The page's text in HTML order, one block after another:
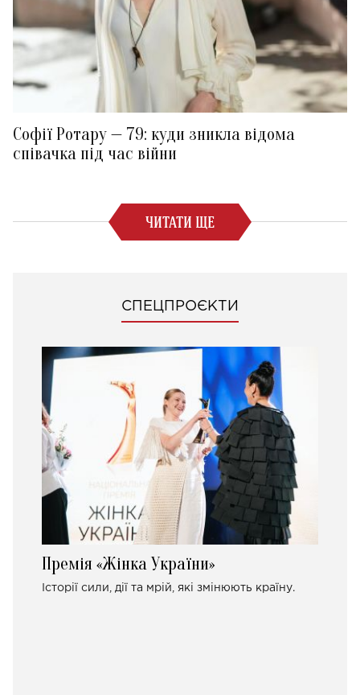
Софії Ротару — 79: куди зникла відома
співачка під час війни
ЧИТАТИ ЩЕ
СПЕЦПРОЄКТИ
Премія «Жінка України»
Історії сили, дії та мрій, які змінюють країну.